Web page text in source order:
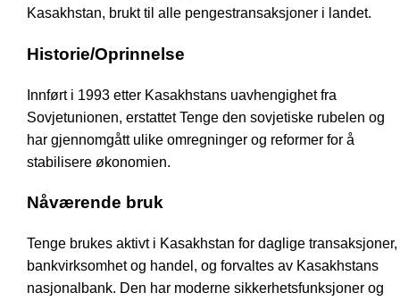
Kasakhstan, brukt til alle pengestransaksjoner i landet.
Historie/Oprinnelse
Innført i 1993 etter Kasakhstans uavhengighet fra
Sovjetunionen, erstattet Tenge den sovjetiske rubelen og
har gjennomgått ulike omregninger og reformer for å
stabilisere økonomien.
Nåværende bruk
Tenge brukes aktivt i Kasakhstan for daglige transaksjoner,
bankvirksomhet og handel, og forvaltes av Kasakhstans
nasjonalbank. Den har moderne sikkerhetsfunksjoner og